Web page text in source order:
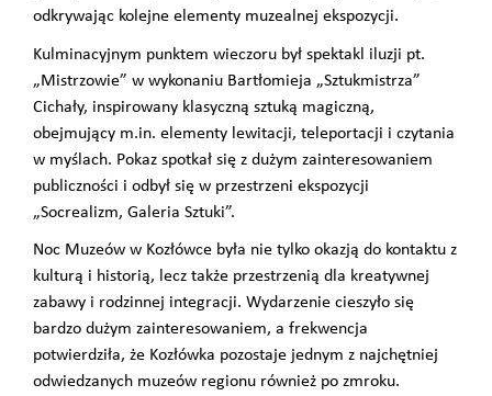
odkrywając kolejne elementy muzealnej ekspozycji.
Kulminacyjnym punktem wieczoru był spektakl iluzji pt.
„Mistrzowie” w wykonaniu Bartłomieja „Sztukmistrza”
Cichały, inspirowany klasyczną sztuką magiczną,
obejmujący m.in. elementy lewitacji, teleportacji i czytania
w myślach. Pokaz spotkał się z dużym zainteresowaniem
publiczności i odbył się w przestrzeni ekspozycji
„Socrealizm, Galeria Sztuki”.
Noc Muzeów w Kozłówce była nie tylko okazją do kontaktu z
kulturą i historią, lecz także przestrzenią dla kreatywnej
zabawy i rodzinnej integracji. Wydarzenie cieszyło się
bardzo dużym zainteresowaniem, a frekwencja
potwierdziła, że Kozłówka pozostaje jednym z najchętniej
odwiedzanych muzeów regionu również po zmroku.